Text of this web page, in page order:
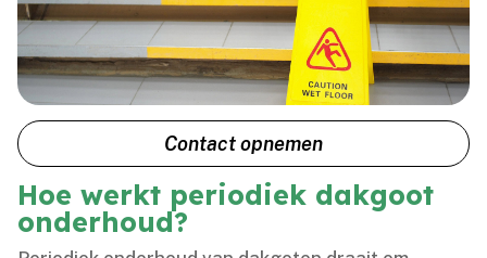
Contact opnemen
Hoe werkt periodiek dakgoot
onderhoud?